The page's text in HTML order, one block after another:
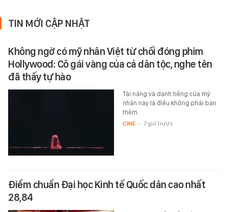
TIN MỚI CẬP NHẬT
Không ngờ có mỹ nhân Việt từ chối đóng phim
Hollywood: Cô gái vàng của cả dân tộc, nghe tên
đã thấy tự hào
Tài năng và danh tiếng của mỹ
nhân này là điều không phải bàn
thêm.
CINE - 7 giờ trước
Điểm chuẩn Đại học Kinh tế Quốc dân cao nhất
28,84